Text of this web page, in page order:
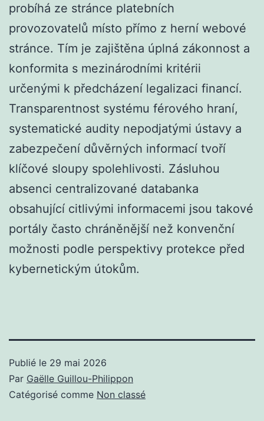
probíhá ze stránce platebních
provozovatelů místo přímo z herní webové
stránce. Tím je zajištěna úplná zákonnost a
konformita s mezinárodními kritérii
určenými k předcházení legalizaci financí.
Transparentnost systému férového hraní,
systematické audity nepodjatými ústavy a
zabezpečení důvěrných informací tvoří
klíčové sloupy spolehlivosti. Zásluhou
absenci centralizované databanka
obsahující citlivými informacemi jsou takové
portály často chráněnější než konvenční
možnosti podle perspektivy protekce před
kybernetickým útokům.
Publié le 29 mai 2026
Par Gaëlle Guillou-Philippon
Catégorisé comme Non classé